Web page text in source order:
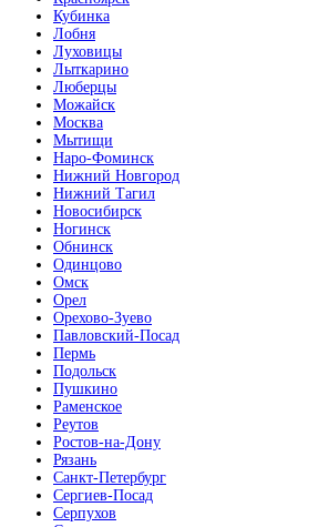
Кубинка
Лобня
Луховицы
Лыткарино
Люберцы
Можайск
Москва
Мытищи
Наро-Фоминск
Нижний Новгород
Нижний Тагил
Новосибирск
Ногинск
Обнинск
Одинцово
Омск
Орел
Орехово-Зуево
Павловский-Посад
Пермь
Подольск
Пушкино
Раменское
Реутов
Ростов-на-Дону
Рязань
Санкт-Петербург
Сергиев-Посад
Серпухов